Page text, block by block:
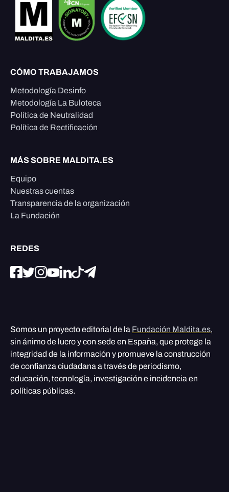
CÓMO TRABAJAMOS
Metodología Desinfo
Metodología La Buloteca
Política de Neutralidad
Política de Rectificación
MÁS SOBRE MALDITA.ES
Equipo
Nuestras cuentas
Transparencia de la organización
La Fundación
REDES
Somos un proyecto editorial de la Fundación Maldita.es,
sin ánimo de lucro y con sede en España, que protege la
integridad de la información y promueve la construcción
de confianza ciudadana a través de periodismo,
educación, tecnología, investigación e incidencia en
políticas públicas.